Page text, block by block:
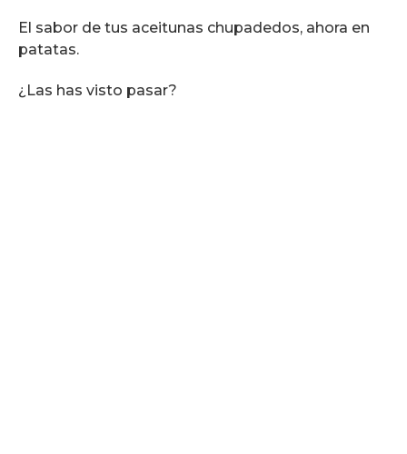
El sabor de tus aceitunas chupadedos, ahora en
patatas.
¿Las has visto pasar?